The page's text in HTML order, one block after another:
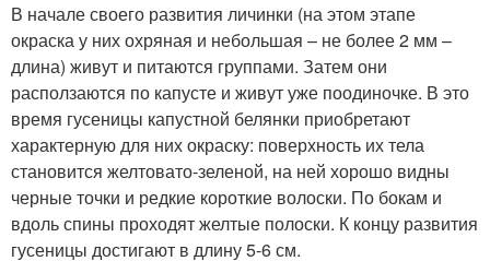
В начале своего развития личинки (на этом этапе
окраска у них охряная и небольшая – не более 2 мм –
длина) живут и питаются группами. Затем они
расползаются по капусте и живут уже поодиночке. В это
время гусеницы капустной белянки приобретают
характерную для них окраску: поверхность их тела
становится желтовато-зеленой, на ней хорошо видны
черные точки и редкие короткие волоски. По бокам и
вдоль спины проходят желтые полоски. К концу развития
гусеницы достигают в длину 5-6 см.